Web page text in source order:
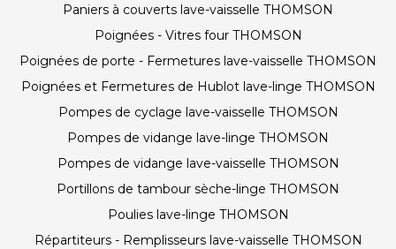
Paniers à couverts lave-vaisselle THOMSON
Poignées - Vitres four THOMSON
Poignées de porte - Fermetures lave-vaisselle THOMSON
Poignées et Fermetures de Hublot lave-linge THOMSON
Pompes de cyclage lave-vaisselle THOMSON
Pompes de vidange lave-linge THOMSON
Pompes de vidange lave-vaisselle THOMSON
Portillons de tambour sèche-linge THOMSON
Poulies lave-linge THOMSON
Répartiteurs - Remplisseurs lave-vaisselle THOMSON